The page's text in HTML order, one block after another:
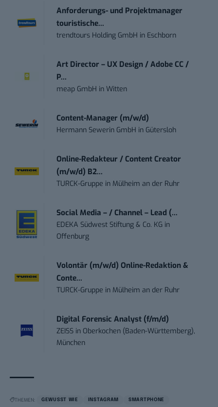
Anforderungs- und Projektmanager
touristische...
trendtours Holding GmbH in Eschborn
Art Director – UX Design / Adobe CC /
P...
meap GmbH inWitten
Content-Manager (m/w/d)
Hermann Sewerin GmbH in Gütersloh
Online-Redakteur / Content Creator
(m/w/d) B2...
TURCK-Gruppe in Mülheim an der Ruhr
Social Media – / Channel – Lead (...
EDEKA Südwest Stiftung & Co. KG in
Offenburg
Volontär (m/w/d) Online-Redaktion &
Conte...
TURCK-Gruppe in Mülheim an der Ruhr
Digital Forensic Analyst (f/m/d)
ZEISS in Oberkochen (Baden-Württemberg),
München
THEMEN: GEWUSST WIE INSTAGRAM SMARTPHONE